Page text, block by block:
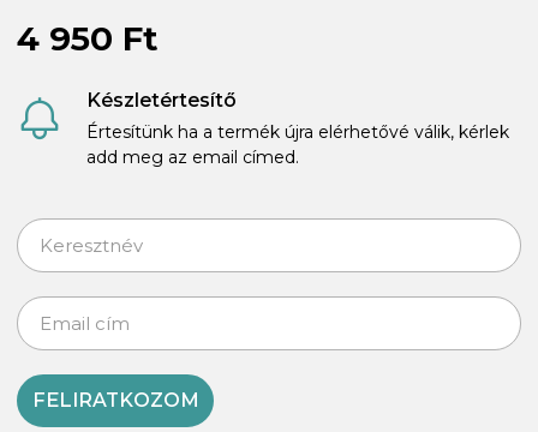
4 950 Ft
Készletértesítő
Értesítünk ha a termék újra elérhetővé válik, kérlek
add meg az email címed.
FELIRATKOZOM